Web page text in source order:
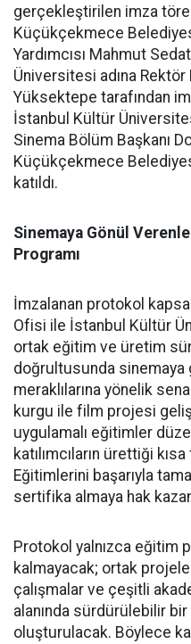
gerçekleştirilen imza
Küçükçekmece
Yardımcısı Mahmut
Üniversitesi adına Rektör
Yüksektepe tarafından
İstanbul Kültür
Sinema Bölüm Başkanı
Küçükçekmece
katıldı.
Sinemaya Gönül
Programı
İmzalanan protokol
Ofisi ile İstanbul Kültür
ortak eğitim ve üretim
doğrultusunda sinemaya
meraklılarına yönelik
kurgu ile film projesi
uygulamalı eğitimler
katılımcıların ürettiği
Eğitimlerini başarıyla
sertifika almaya hak
Protokol yalnızca eğitim
kalmayacak; ortak
çalışmalar ve çeşitli
alanında sürdürülebilir
oluşturulacak. Böylece